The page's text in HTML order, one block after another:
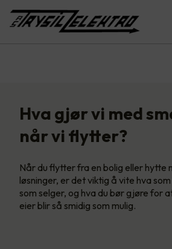
Hva gjør vi med
når vi flytter?
Når du flytter fra en bolig eller hytte
løsninger, er det viktig å vite hva
som selger, og hva du bør gjøre for
eier blir så smidig som mulig.